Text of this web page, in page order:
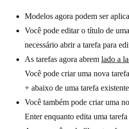
Modelos agora podem ser
Você pode editar o título de
necessário abrir a tarefa para
As tarefas agora abrem lado a
Você pode criar uma nova
+ abaixo de uma tarefa
Você também pode criar uma
Enter enquanto edita uma tarefa